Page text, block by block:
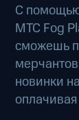
С
МТС Fog
сможешь
новинки